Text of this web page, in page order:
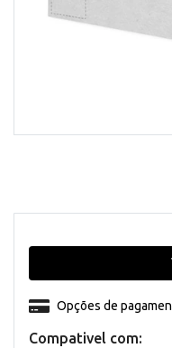
Compativel com:
Opções de